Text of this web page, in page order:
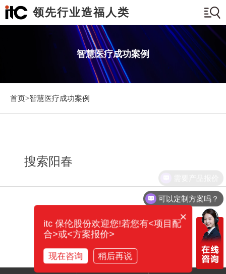
领先行业造福人类
智慧医疗成功案例
首页>智慧医疗成功案例
搜索阳春
可以定制方案吗？
×
itc 保伦股份欢迎您!若您有<项目配
合>或<方案报价>
现在咨询 稍后再说